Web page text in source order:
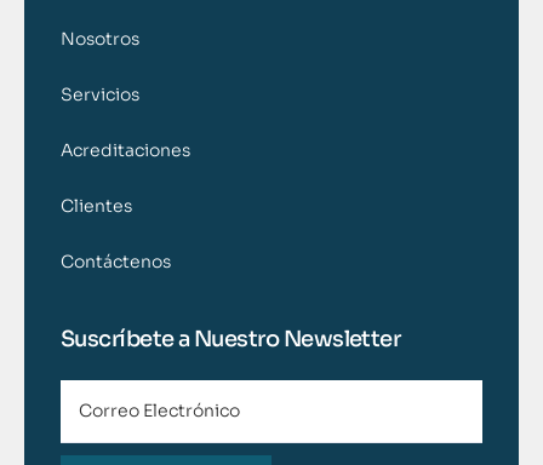
Nosotros
Servicios
Acreditaciones
Clientes
Contáctenos
Suscríbete a Nuestro Newsletter